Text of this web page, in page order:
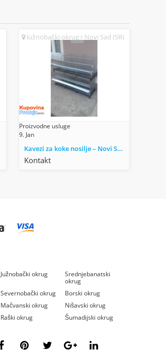
Južnobački okrug Novi Sad (SR)
Proizvodne usluge
9. Jan
Kavezi za koke nosilje – Novi Sad
Kontakt
Južnobački okrug
Srednjebanatski
okrug
Severnobački okrug
Borski okrug
Mačvanski okrug
Nišavski okrug
Raški okrug Šumadijski okrug